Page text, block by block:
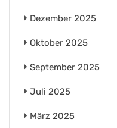
Dezember 2025
Oktober 2025
September 2025
Juli 2025
März 2025